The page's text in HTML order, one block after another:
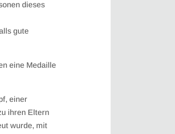
dieses
gute
eine Medaille
einer
ihren Eltern
wurde, mit